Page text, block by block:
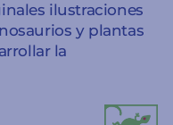
ilustraciones
y plantas
la